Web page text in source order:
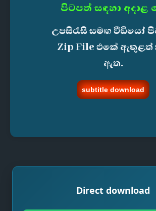
පිටපත් සඳහා අදාළ
උපසිරැසි සමඟ වීඩියෝ
Zip File එකේ ඇතුළත්
ඇත.
subtitle download
Direct download